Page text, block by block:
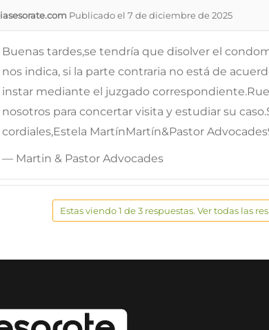
iasesorate.com Publicado el 7 de diciembre de 2025
Buenas tardes,se tendría que disolver el
nos indica, si la parte contraria no está de
instar mediante el juzgado
nosotros para concertar visita y estudiar su
cordiales,Estela MartínMartín&Pastor
— Martin & Pastor Advocades
Estas viendo 1 de 3 respuestas. Ver todas las